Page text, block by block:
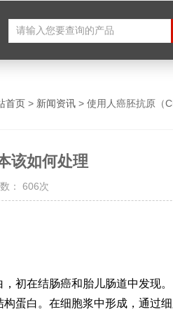
首页 > 新闻资讯 > 使用人癌胚抗原（
该如何处理
： 606次
初在结肠癌和胎儿肠道中发现。
蛋白。在细胞浆中形成，通过